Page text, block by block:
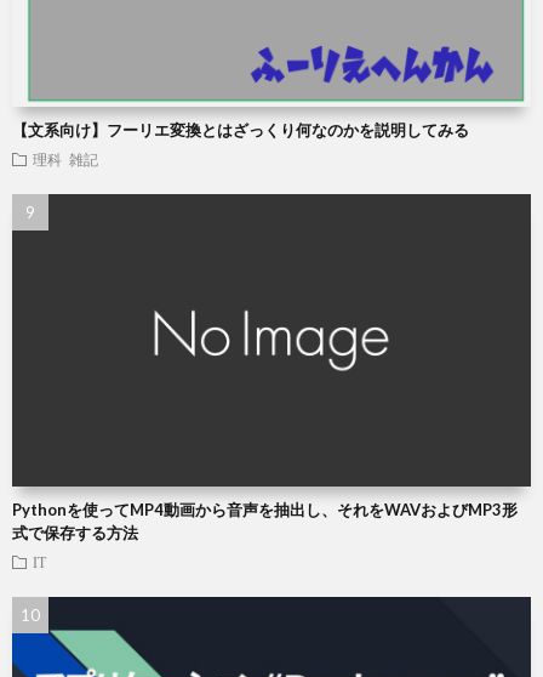
【文系向け】フーリエ変換とはざっくり何なのかを説明してみる
理科 雑記
Pythonを使ってMP4動画から音声を抽出し、それをWAVおよびMP3形
式で保存する方法
IT